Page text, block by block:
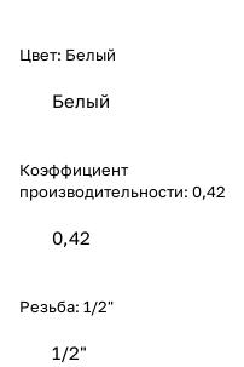
Цвет: Белый
Белый
Коэффициент
производительности: 0,42
0,42
Резьба: 1/2"
1/2"